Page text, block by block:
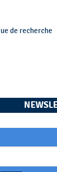
de recherche